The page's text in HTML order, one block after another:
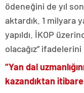
ödeneğini de yıl
aktardık. 1 milyara
yapıldı. İKOP
olacağız” ifadelerini
“Yan dal
kazandıktan